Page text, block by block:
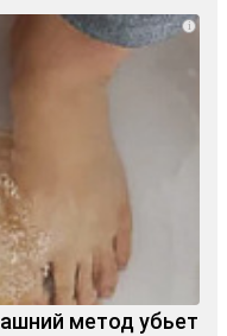
i
метод убьет